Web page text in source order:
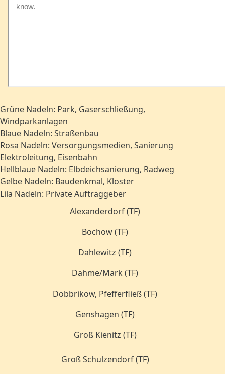
Grüne Nadeln: Park, Gaserschließung,
Windparkanlagen
Blaue Nadeln: Straßenbau
Rosa Nadeln: Versorgungsmedien, Sanierung
Elektroleitung, Eisenbahn
Hellblaue Nadeln: Elbdeichsanierung, Radweg
Gelbe Nadeln: Baudenkmal, Kloster
Lila Nadeln: Private Auftraggeber
Alexanderdorf (TF)
Bochow (TF)
Dahlewitz (TF)
Dahme/Mark (TF)
Dobbrikow, Pfefferfließ (TF)
Genshagen (TF)
Groß Kienitz (TF)
Groß Schulzendorf (TF)